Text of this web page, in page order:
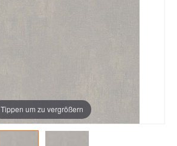
Tippen um zu vergrößern